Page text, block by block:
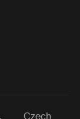
Czech